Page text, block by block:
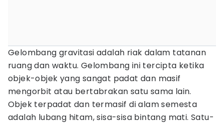
Gelombang gravitasi adalah riak dalam tatanan
ruang dan waktu. Gelombang ini tercipta ketika
objek-objek yang sangat padat dan masif
mengorbit atau bertabrakan satu sama lain.
Objek terpadat dan termasif di alam semesta
adalah lubang hitam, sisa-sisa bintang mati. Satu-